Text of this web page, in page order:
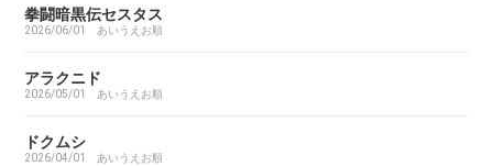
アイシールド21
I’S（アイズ）
拳闘暗黒伝セスタス
2026/06/01 あいうえお順
アラクニド
2026/05/01 あいうえお順
ドクムシ
2026/04/01 あいうえお順